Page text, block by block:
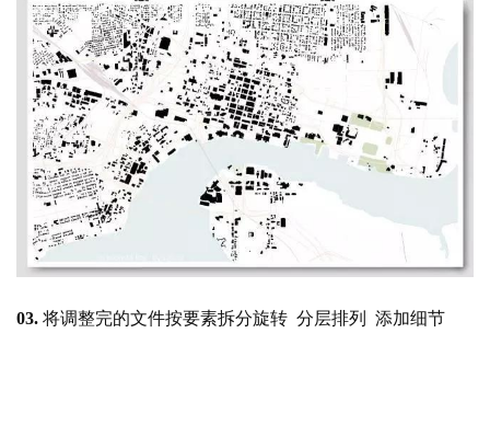
03. 将调整完的文件按要素拆分旋转 分层排列  添加细节